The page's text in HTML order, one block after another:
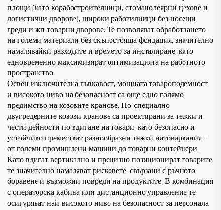
площи (като корабостроителници, стоманолеярни цехове и
логистични дворове), широки работилници без носещи
греди и жп товарни дворове. Те позволяват обработването
на големи материали без скъпостояща фондация, значително
намалявайки разходите и времето за инсталиране, като
едновременно максимизират оптимизацията на работното
пространство.
Освен изключителна гъвкавост, мощната товароподемност
и високото ниво на безопасност са още едно голямо
предимство на козовите кранове. По-специално
двугредерните козови кранове са проектирани за тежки и
чести дейности по вдигане на товари, като безопасно и
устойчиво преместват разнообразни тежки натоварвания –
от големи промишлени машини до товарни контейнери.
Като вдигат вертикално и прецизно позиционират товарите,
те значително намаляват рисковете, свързани с ръчното
боравене и възможни повреди на продуктите. В комбинация
с операторска кабина или дистанционно управление те
осигуряват най-високото ниво на безопасност за персонала